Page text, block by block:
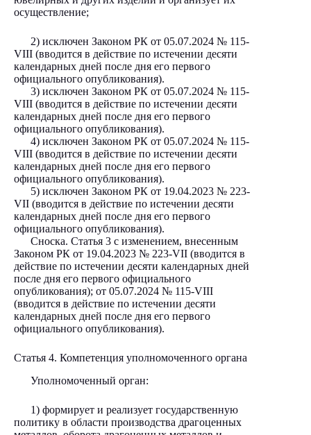
осуществление;
2) исключен Законом РК от 05.07.2024 № 115-
VIII (вводится в действие по истечении десяти
календарных дней после дня его первого
официального опубликования).
3) исключен Законом РК от 05.07.2024 № 115-
VIII (вводится в действие по истечении десяти
календарных дней после дня его первого
официального опубликования).
4) исключен Законом РК от 05.07.2024 № 115-
VIII (вводится в действие по истечении десяти
календарных дней после дня его первого
официального опубликования).
5) исключен Законом РК от 19.04.2023 № 223-
VII (вводится в действие по истечении десяти
календарных дней после дня его первого
официального опубликования).
Сноска. Статья 3 с изменением, внесенным
Законом РК от 19.04.2023 № 223-VII (вводится в
действие по истечении десяти календарных дней
после дня его первого официального
опубликования); от 05.07.2024 № 115-VIII
(вводится в действие по истечении десяти
календарных дней после дня его первого
официального опубликования).
Статья 4. Компетенция уполномоченного органа
Уполномоченный орган:
1) формирует и реализует государственную
политику в области производства драгоценных